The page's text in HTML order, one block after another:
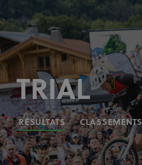
TRIAL
RÉSULTATS CLASSEMENTS